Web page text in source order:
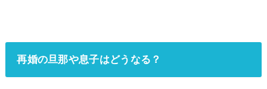
再婚の旦那や息子はどうなる？